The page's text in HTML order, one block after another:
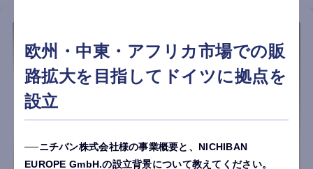
欧州・中東・アフリカ市場での販
路拡大を目指してドイツに拠点を
設立
ニチバン株式会社様の事業概要と、NICHIBAN
EUROPE GmbH.の設立背景について教えてください。